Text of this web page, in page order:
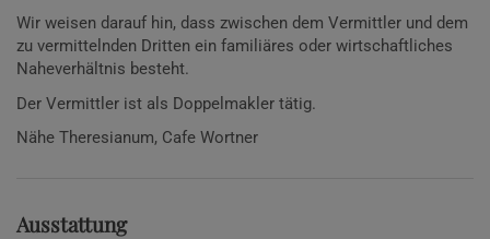
Wir weisen darauf hin, dass zwischen dem Vermittler und dem
zu vermittelnden Dritten ein familiäres oder wirtschaftliches
Naheverhältnis besteht.
Der Vermittler ist als Doppelmakler tätig.
Nähe Theresianum, Cafe Wortner
Ausstattung